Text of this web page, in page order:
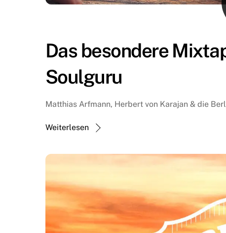
Das besondere
Soulguru
Matthias Arfmann, Herbert von Karajan & die
Weiterlesen